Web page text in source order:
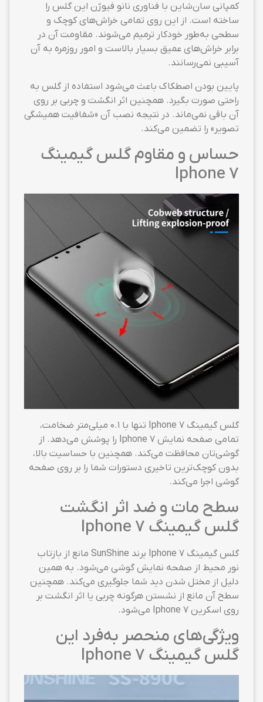
کمپانی سان‌شاین با فناوری نانو فیوژن این گلس را
ساخته است. از این روی تمامی خراش‌های کوچک و
سطحی به‌طور خودکار ترمیم می‌شوند. مقاومت آن در
برابر خراش‌های عمیق بسیار بالاست و امور روزمره به آن
آسیبی نمی‌رسانند.
پایین بودن اصطکاک باعث می‌شود استفاده از گلس به
راحتی صورت بگیرد. همچنین اثر انگشت و چربی بر روی
آن باقی نمی‌ماند. در نتیجه نصب آن «شفافیت همیشگی
تصویر» را تضمین می‌کند.
حساس و مقاوم گلس گیمینگ
Iphone 7
گلس گیمینگ Iphone 7 تنها با ۰.۱ میلی‌متر ضخامت،
تمامی صفحه نمایش Iphone 7 را پوشش می‌دهد. از
گوشی‌تان محافظت می‌کند. همچنین با حساسیت بالا،
بدون کوچک‌ترین تاخیری دستورات شما را بر روی صفحه
گوشی اجرا می‌کند.
سطح مات و ضد اثر انگشت
گلس گیمینگ Iphone 7
گلس گیمینگ Iphone 7 برند SunShine مانع از بازتاب
نور محیط از صفحه نمایش گوشی می‌شود. به همین
دلیل از مختل شدن دید شما جلوگیری می‌کند. همچنین
سطح آن مانع از نشستن هرگونه چربی یا اثر انگشت بر
روی اسکرین Iphone 7 می‌شود.
ویژگی‌های منحصر به‌فرد این
گلس گیمینگ Iphone 7